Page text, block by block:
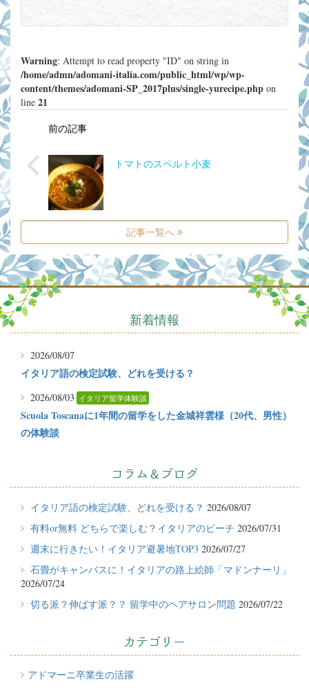
Warning: Attempt to read property "ID" on string in
/home/admn/adomani-italia.com/public_html/wp/wp-
content/themes/adomani-SP_2017plus/single-yurecipe.php on
line 21
前の記事
トマトのスペルト小麦
記事一覧へ
新着情報
2026/08/07
イタリア語の検定試験、どれを受ける？
2026/08/03 イタリア留学体験談
Scuola Toscanaに1年間の留学をした金城祥雲様（20代、男性）
の体験談
有料or無料 どちらで楽しむ？イタリアのビーチ
フィレンツェに1週間の語学留学をしたT.Sさん（10代、女性）
の体験談
2026/07/27
週末に行きたい！イタリア避暑地TOP3
2026/07/24
コラム＆ブログ
イタリア語の検定試験、どれを受ける？ 2026/08/07
有料or無料 どちらで楽しむ？イタリアのビーチ 2026/07/31
週末に行きたい！イタリア避暑地TOP3 2026/07/27
石畳がキャンバスに！イタリアの路上絵師「マドンナーリ」
2026/07/24
切る派？伸ばす派？？ 留学中のヘアサロン問題 2026/07/22
カテゴリー
アドマーニ卒業生の活躍